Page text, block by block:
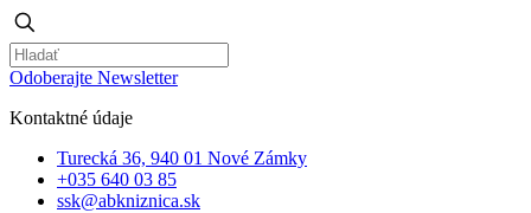
Odoberajte Newsletter
Kontaktné údaje
Turecká 36, 940 01 Nové Zámky
+035 640 03 85
ssk@abkniznica.sk